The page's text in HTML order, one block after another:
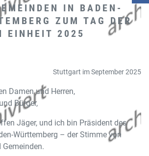
IN BADEN-
ZUM TAG DER
EINHEIT 2025
Stuttgart im September 2025
Damen und Herren,
Bürger,
Jäger, und ich bin Präsident des
Württemberg – der Stimme von